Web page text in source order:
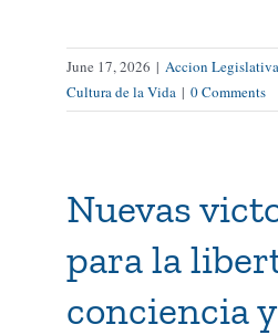
June 17, 2026 | Accion
Cultura de la Vida | 0 Comments
Nuevas
para la
conciencia